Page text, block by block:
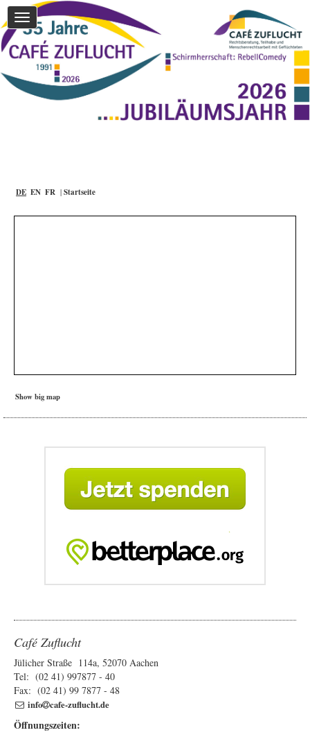
Menü
aufklappen
DE EN FR Startseite
Show big map
Café Zuflucht
Jülicher Straße 114a, 52070 Aachen
Tel: (02 41) 997877 - 40
Fax: (02 41) 99 7877 - 48
info cafe-zuflucht.de
Öffnungszeiten: